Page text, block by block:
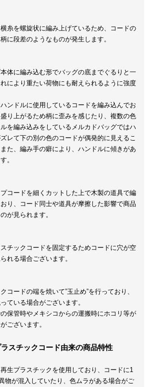
糸を螺旋状に編み上げているため、コードの
に段差のようなものが発生します。
体に編み込む形でバッグの底までぐるりと一
により重たい荷物にも耐えられるように強度
ンドルに使用しているコードを編み込んでお
り上がるため柄に歪みを感じたり、複数の色
を編み込みをしているメルカドバッグではハ
レて下の別の色のコードが偶発的に見えるこ
た、編み手の癖により、ハンドルに傾きがあ
。
コードを細くカットした上で木製の道具で編
り、コード同士や道具が摩擦した影響で商品
が見られます。
チックコードを固定するためコードに穴が空
れる場合ございます。
コードの端を焼いて”玉止め”を行っており、
ている場合がございます。
保管時やメキシコからの運搬時にホコリ等が
ございます。
スチックコード由来の商品特性
生プラスチックを使用しており、コードに1
物が混入していたり、色ムラがある場合がご